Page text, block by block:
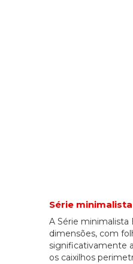
Série
A Série minimalista
dimensões, com
significativamente
os caixilhos